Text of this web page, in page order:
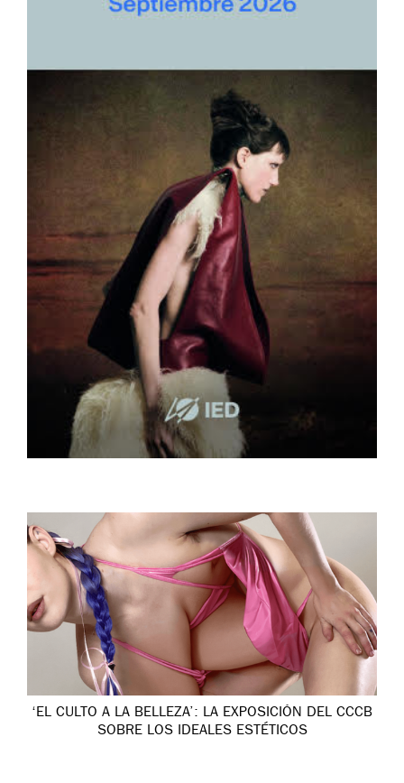
‘EL CULTO A LA BELLEZA’: LA EXPOSICIÓN DEL CCCB
SOBRE LOS IDEALES ESTÉTICOS